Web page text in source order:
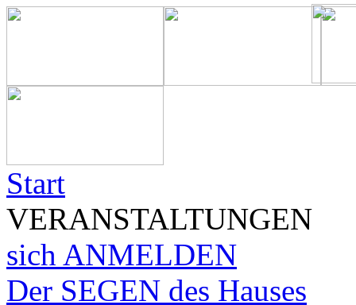
Start
VERANSTALTUNGEN
sich ANMELDEN
Der SEGEN des Hauses